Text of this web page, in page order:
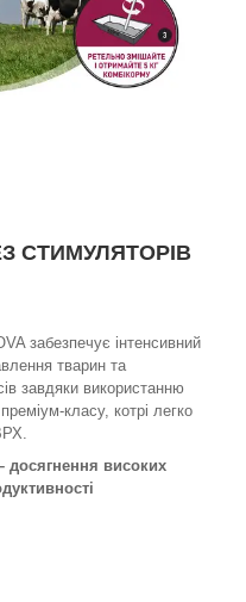
СТИМУЛЯТОРІВ
забезпечує інтенсивний
тварин та
завдяки використанню
класу, котрі легко
досягнення високих